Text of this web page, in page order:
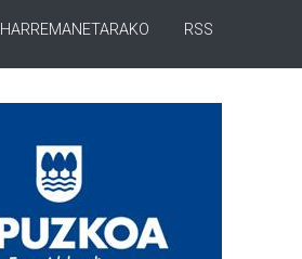
HARREMANETARAKO RSS